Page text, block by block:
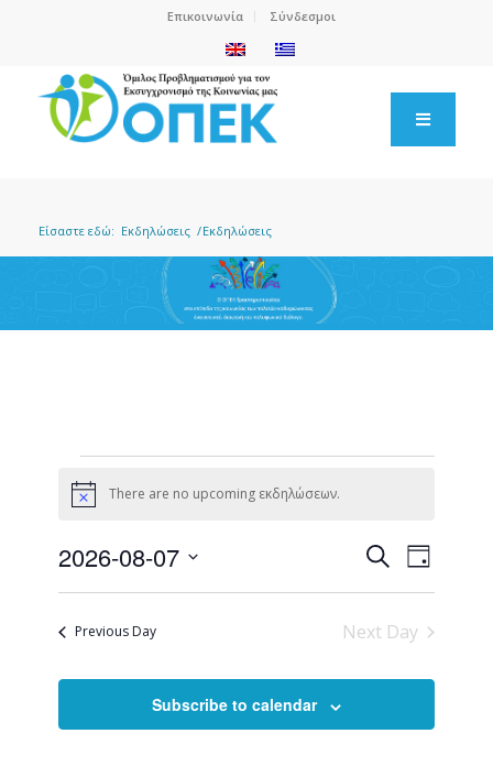
Επικοινωνία Σύνδεσμοι
Είσαστε εδώ: Εκδηλώσεις /Εκδηλώσεις
Εκδηλώσεις
for
07/08/2026
Notice There are no upcoming εκδηλώσεων.
Search
and
Views
Αναζήτηση
Views
Day
2026-08-07
Previous Day
Next Day
Subscribe to calendar